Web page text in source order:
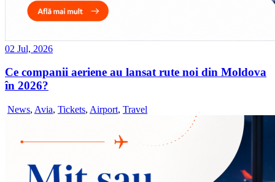
02 Jul, 2026
Ce companii aeriene au lansat rute noi din Moldova
în 2026?
News, Avia, Tickets, Airport, Travel